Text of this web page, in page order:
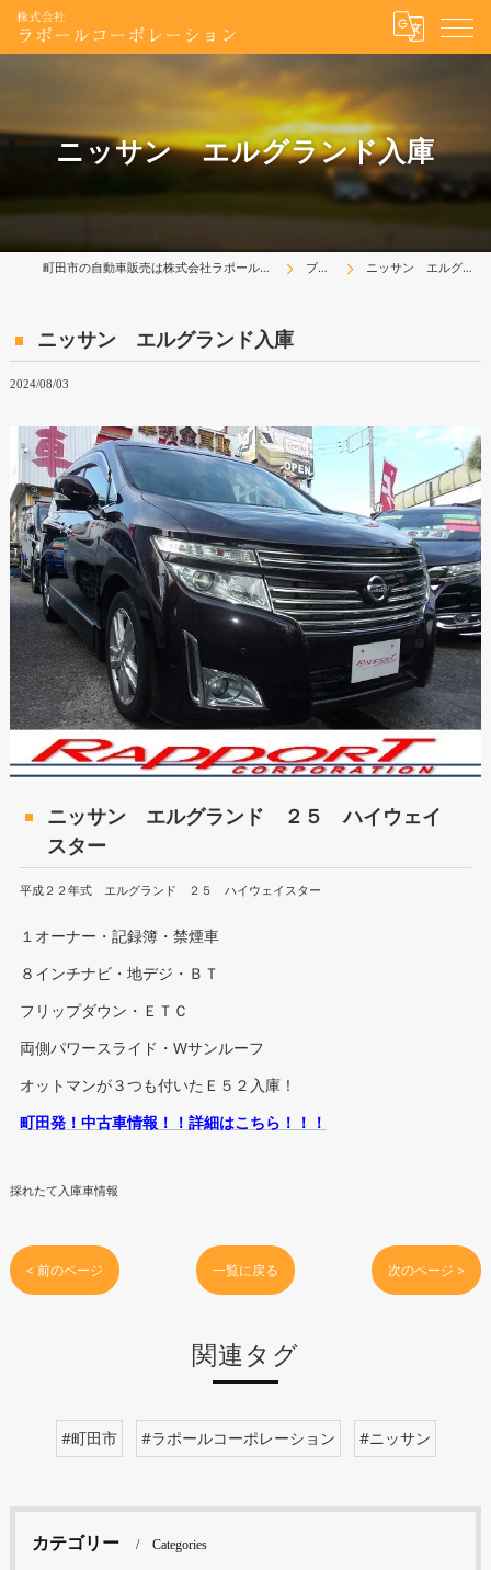
ニッサン エルグランド入庫
町田市の自動車販売は株式会社ラポールコーポレーション ブログ ニッサン エルグランド入庫
ニッサン エルグランド入庫
2024/08/03
ニッサン エルグランド ２５ ハイウェイ
スター
平成２２年式 エルグランド ２５ ハイウェイスター
１オーナー・記録簿・禁煙車
８インチナビ・地デジ・ＢＴ
フリップダウン・ＥＴＣ
両側パワースライド・Wサンルーフ
オットマンが３つも付いたＥ５２入庫！
町田発！中古車情報！！詳細はこちら！！！
採れたて入庫車情報
< 前のページ 一覧に戻る 次のページ >
関連タグ
#町田市 #ラポールコーポレーション #ニッサン
カテゴリー Categories